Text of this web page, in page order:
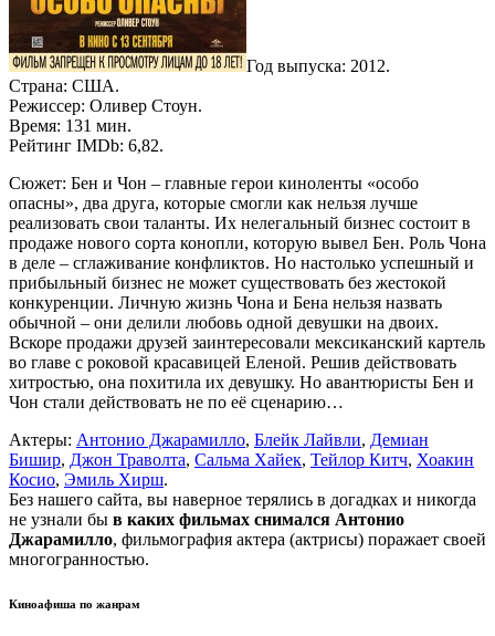
Год выпуска: 2012.
Страна: США.
Режиссер: Оливер Стоун.
Время: 131 мин.
Рейтинг IMDb: 6,82.
Сюжет: Бен и Чон – главные герои киноленты «особо
опасны», два друга, которые смогли как нельзя лучше
реализовать свои таланты. Их нелегальный бизнес состоит в
продаже нового сорта конопли, которую вывел Бен. Роль Чона
в деле – сглаживание конфликтов. Но настолько успешный и
прибыльный бизнес не может существовать без жестокой
конкуренции. Личную жизнь Чона и Бена нельзя назвать
обычной – они делили любовь одной девушки на двоих.
Вскоре продажи друзей заинтересовали мексиканский картель
во главе с роковой красавицей Еленой. Решив действовать
хитростью, она похитила их девушку. Но авантюристы Бен и
Чон стали действовать не по её сценарию…
Актеры: Антонио Джарамилло, Блейк Лайвли, Демиан
Бишир, Джон Траволта, Сальма Хайек, Тейлор Китч, Хоакин
Косио, Эмиль Хирш.
Без нашего сайта, вы наверное терялись в догадках и никогда
не узнали бы в каких фильмах снимался Антонио
Джарамилло, фильмография актера (актрисы) поражает своей
многогранностью.
Киноафиша по жанрам